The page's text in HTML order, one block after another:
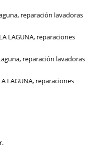
reparación lavadoras
LAGUNA, reparaciones
reparación lavadoras
LAGUNA, reparaciones